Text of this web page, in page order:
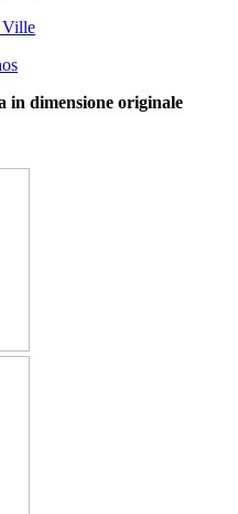
in dimensione originale